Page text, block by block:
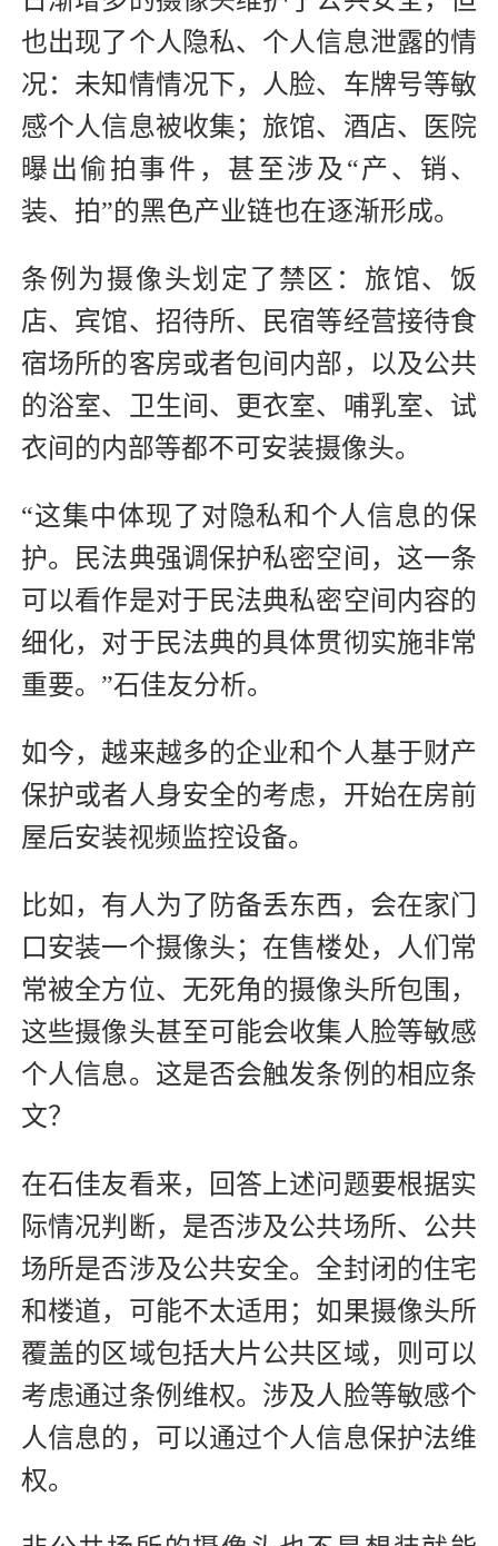
也出现了个人隐私、个人信息泄露的情
况：未知情情况下，人脸、车牌号等敏
感个人信息被收集；旅馆、酒店、医院
曝出偷拍事件，甚至涉及“产、销、
装、拍”的黑色产业链也在逐渐形成。
条例为摄像头划定了禁区：旅馆、饭
店、宾馆、招待所、民宿等经营接待食
宿场所的客房或者包间内部，以及公共
的浴室、卫生间、更衣室、哺乳室、试
衣间的内部等都不可安装摄像头。
“这集中体现了对隐私和个人信息的保
护。民法典强调保护私密空间，这一条
可以看作是对于民法典私密空间内容的
细化，对于民法典的具体贯彻实施非常
重要。”石佳友分析。
如今，越来越多的企业和个人基于财产
保护或者人身安全的考虑，开始在房前
屋后安装视频监控设备。
比如，有人为了防备丢东西，会在家门
口安装一个摄像头；在售楼处，人们常
常被全方位、无死角的摄像头所包围，
这些摄像头甚至可能会收集人脸等敏感
个人信息。这是否会触发条例的相应条
文？
在石佳友看来，回答上述问题要根据实
际情况判断，是否涉及公共场所、公共
场所是否涉及公共安全。全封闭的住宅
和楼道，可能不太适用；如果摄像头所
覆盖的区域包括大片公共区域，则可以
考虑通过条例维权。涉及人脸等敏感个
人信息的，可以通过个人信息保护法维
权。